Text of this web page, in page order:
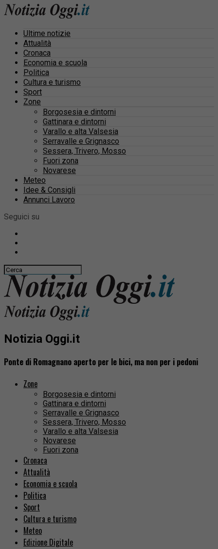
Ultime notizie
Attualità
Cronaca
Economia e scuola
Politica
Cultura e turismo
Sport
Zone
Borgosesia e dintorni
Gattinara e dintorni
Varallo e alta Valsesia
Serravalle e Grignasco
Sessera, Trivero, Mosso
Fuori zona
Novarese
Meteo
Idee & Consigli
Annunci Lavoro
Seguici su
Notizia Oggi.it
Ponte di Romagnano aperto per le bici, ma non per i pedoni
Zone
Borgosesia e dintorni
Gattinara e dintorni
Serravalle e Grignasco
Sessera, Trivero, Mosso
Varallo e alta Valsesia
Novarese
Fuori zona
Cronaca
Attualità
Economia e scuola
Politica
Sport
Cultura e turismo
Meteo
Edizione Digitale